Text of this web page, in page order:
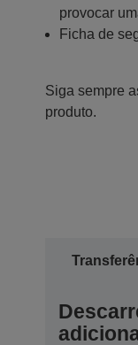
provocar
Ficha de
Siga sempre
produto.